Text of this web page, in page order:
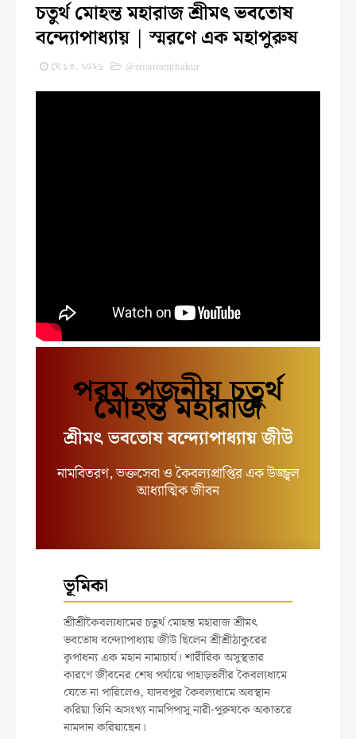
চতুর্থ মোহন্ত মহারাজ শ্রীমৎ ভবতোষ
বন্দ্যোপাধ্যায় | স্মরণে এক মহাপুরুষ
মে ১৩, ২০২৬ @srisriramthakur
পরম পূজনীয় চতুর্থ
মোহন্ত মহারাজ
শ্রীমৎ ভবতোষ বন্দ্যোপাধ্যায় জীউ
নামবিতরণ, ভক্তসেবা ও কৈবল্যপ্রাপ্তির এক উজ্জ্বল
আধ্যাত্মিক জীবন
ভূমিকা
শ্রীশ্রীকৈবল্যধামের চতুর্থ মোহন্ত মহারাজ শ্রীমৎ
ভবতোষ বন্দ্যোপাধ্যায় জীউ ছিলেন শ্রীশ্রীঠাকুরের
কৃপাধন্য এক মহান নামাচার্য। শারীরিক অসুস্থতার
কারণে জীবনের শেষ পর্যায়ে পাহাড়তলীর কৈবল্যধামে
যেতে না পারিলেও, যাদবপুর কৈবল্যধামে অবস্থান
করিয়া তিনি অসংখ্য নামপিপাসু নারী-পুরুষকে অকাতরে
নামদান করিয়াছেন।